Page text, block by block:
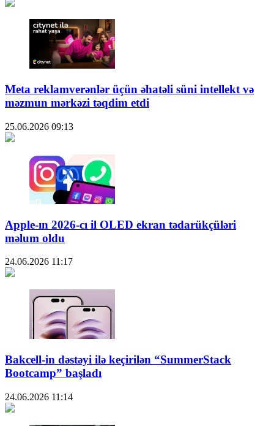
Meta reklamverənlər üçün əhatəli süni intellekt və
məzmun mərkəzi təqdim etdi
25.06.2026 09:13
Apple-ın 2026-cı il OLED ekran tədarükçüləri
məlum oldu
24.06.2026 11:17
Bakcell-in dəstəyi ilə keçirilən “SummerStack
Bootcamp” başladı
24.06.2026 11:14